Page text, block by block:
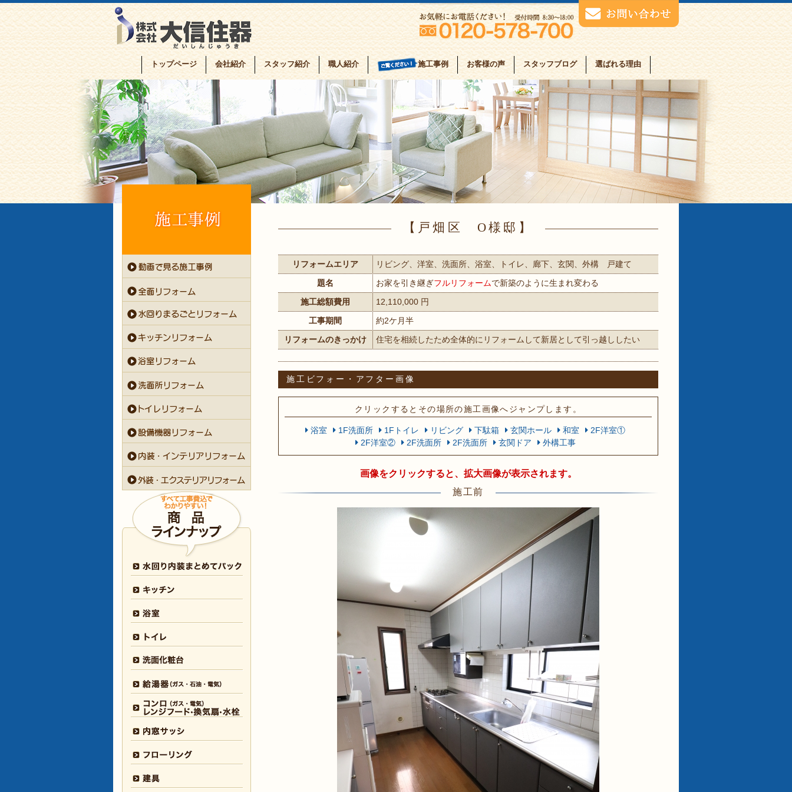
トップページ 会社紹介 スタッフ紹介 職人紹介 施工事例 お客様の声 スタッフブログ 選ばれる理由
戸畑区 O様邸
リフォームエリア
リビング、洋室、洗面所、浴室、トイレ、廊下、玄関、外構 戸建て
題名
お家を引き継ぎフルリフォームで新築のように生まれ変わる
施工総額費用
12,110,000 円
工事期間
約2ケ月半
リフォームのきっかけ
住宅を相続したため全体的にリフォームして新居として引っ越ししたい
施工ビフォー・アフター画像
クリックするとその場所の施工画像へジャンプします。
浴室 1F洗面所 1Fトイレ リビング 下駄箱 玄関ホール 和室
2F洋室①
2F洋室②
2F洗面所 2F洗面所 玄関ドア 外構工事
画像をクリックすると、拡大画像が表示されます。
施工前